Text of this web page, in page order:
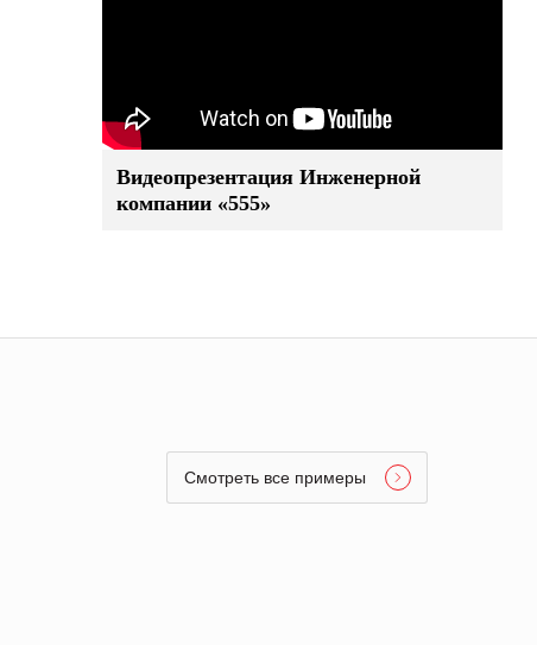
Видеопрезентация Инженерной
компании «555»
Смотреть все примеры